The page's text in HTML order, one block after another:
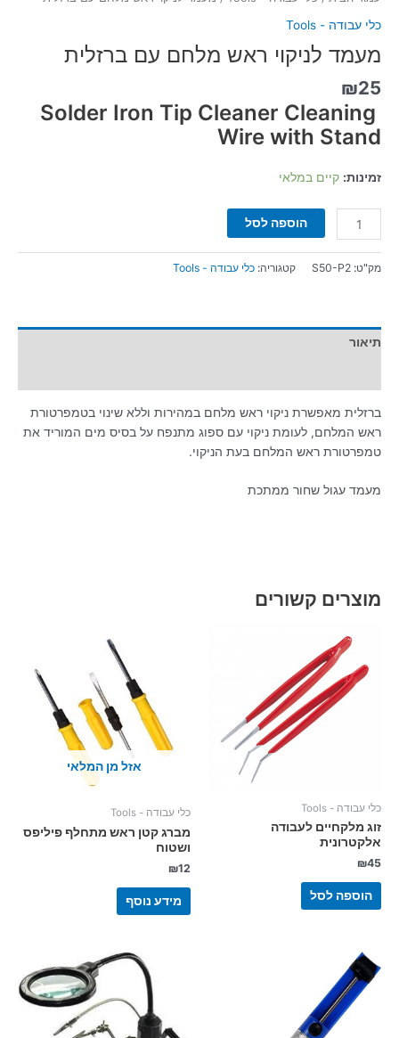
כלי עבודה - Tools
מעמד לניקוי ראש מלחם עם ברזלית
₪25
Solder Iron Tip Cleaner Cleaning
Wire with Stand
זמינות: קיים במלאי
הוספה לסל
מק"ט: S50-P2 קטגוריה: כלי עבודה - Tools
תיאור
ברזלית מאפשרת ניקוי ראש מלחם במהירות וללא שינוי בטמפרטורת
ראש המלחם, לעומת ניקוי עם ספוג מתנפח על בסיס מים המוריד את
טמפרטורת ראש המלחם בעת הניקוי.
מעמד עגול שחור ממתכת
מוצרים קשורים
כלי עבודה - Tools
זוג מלקחיים לעבודה
אלקטרונית
₪45
הוספה לסל
אזל מן המלאי
כלי עבודה - Tools
מברג קטן ראש מתחלף פיליפס
ושטוח
₪12
מידע נוסף